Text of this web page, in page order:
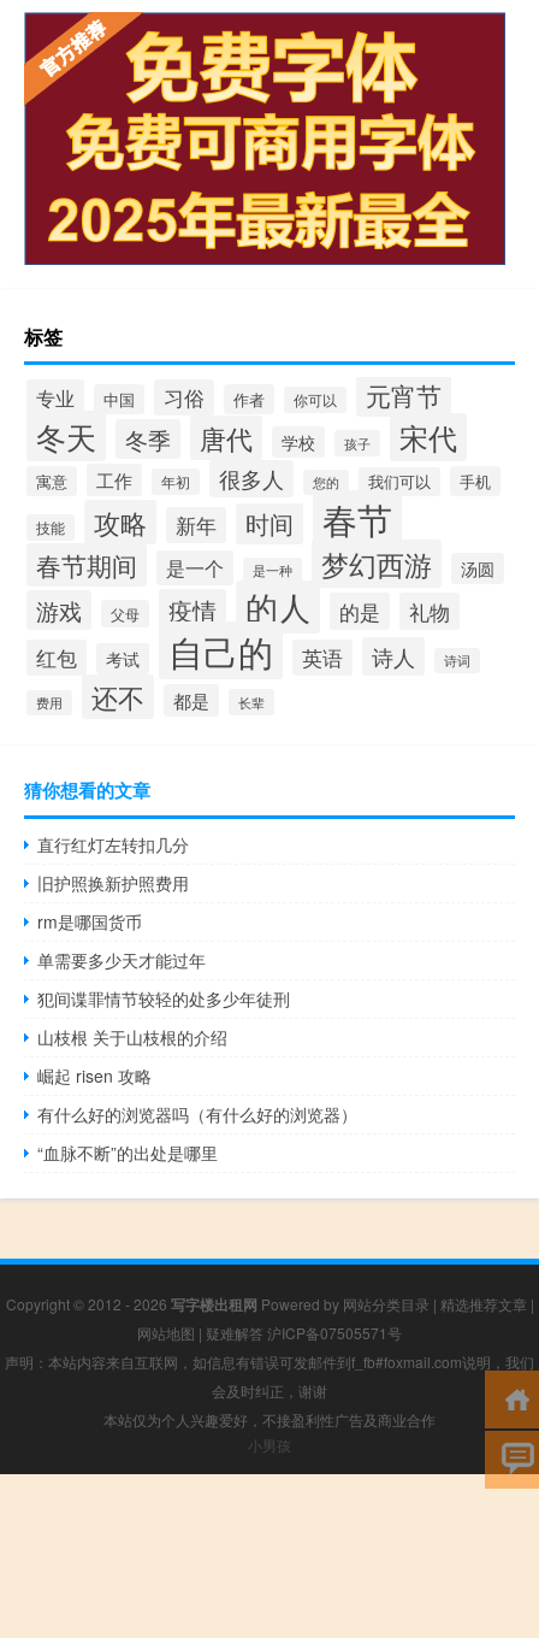
标签
专业 中国 习俗 作者 你可以 元宵节
冬天 冬季 唐代 学校 孩子 宋代
寓意 工作 年初 很多人 您的 我们可以 手机
技能 攻略 新年 时间 春节
春节期间 是一个 是一种 梦幻西游 汤圆
游戏 父母 疫情 的人 的是 礼物
红包 考试 自己的 英语 诗人 诗词
费用 还不 都是 长辈
猜你想看的文章
直行红灯左转扣几分
旧护照换新护照费用
rm是哪国货币
单需要多少天才能过年
犯间谍罪情节较轻的处多少年徒刑
山枝根 关于山枝根的介绍
崛起 risen 攻略
有什么好的浏览器吗（有什么好的浏览器）
“血脉不断”的出处是哪里
Copyright © 2012 - 2026 写字楼出租网 Powered by 网站分类目录 | 精选推荐文章 |
网站地图 | 疑难解答 沪ICP备07505571号
声明：本站内容来自互联网，如信息有错误可发邮件到f_fb#foxmail.com说明，我们
会及时纠正，谢谢
本站仅为个人兴趣爱好，不接盈利性广告及商业合作
小男孩